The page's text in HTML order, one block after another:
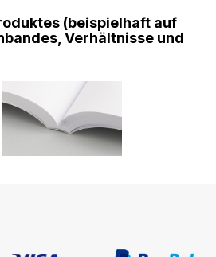
(beispielhaft auf
Verhältnisse und